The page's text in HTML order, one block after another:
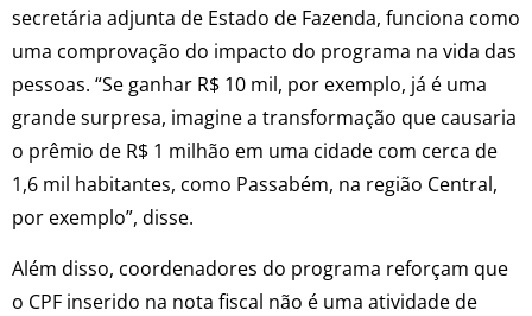
secretária adjunta de Estado de Fazenda, funciona como
uma comprovação do impacto do programa na vida das
pessoas. “Se ganhar R$ 10 mil, por exemplo, já é uma
grande surpresa, imagine a transformação que causaria
o prêmio de R$ 1 milhão em uma cidade com cerca de
1,6 mil habitantes, como Passabém, na região Central,
por exemplo”, disse.
Além disso, coordenadores do programa reforçam que
o CPF inserido na nota fiscal não é uma atividade de